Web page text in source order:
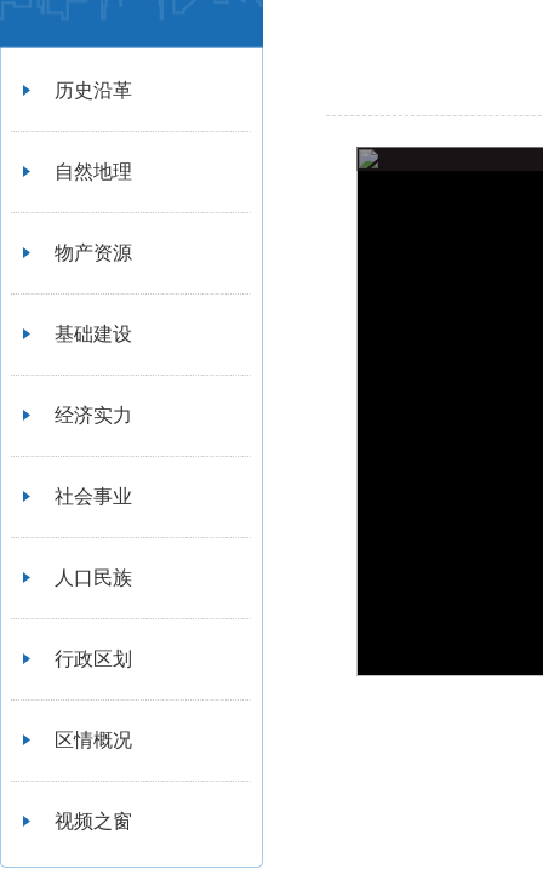
历史沿革
自然地理
物产资源
基础建设
经济实力
社会事业
人口民族
行政区划
区情概况
视频之窗